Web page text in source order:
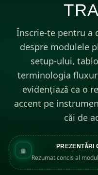
Înscrie-te pentru a
despre modulele
setup-ului,
terminologia
evidențiază ca o
accent pe
căi de
▦ PREZENTĂRI
Rezumat concis al